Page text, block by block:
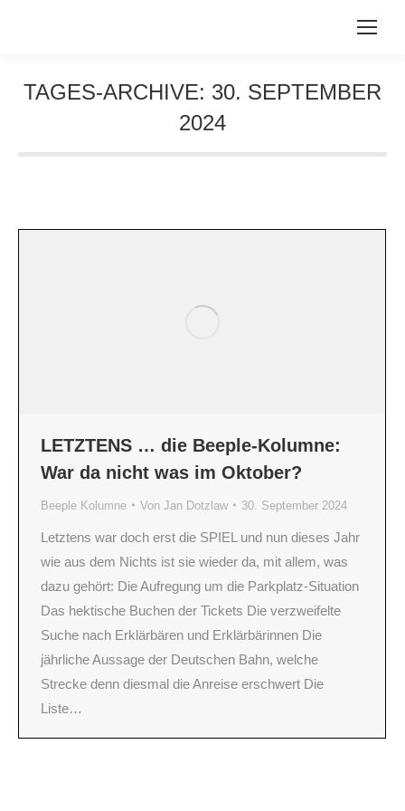
TAGES-ARCHIVE: 30. SEPTEMBER
2024
LETZTENS … die Beeple-Kolumne:
War da nicht was im Oktober?
Beeple Kolumne Von Jan Dotzlaw 30. September 2024
Letztens war doch erst die SPIEL und nun dieses Jahr
wie aus dem Nichts ist sie wieder da, mit allem, was
dazu gehört: Die Aufregung um die Parkplatz-Situation
Das hektische Buchen der Tickets Die verzweifelte
Suche nach Erklärbären und Erklärbärinnen Die
jährliche Aussage der Deutschen Bahn, welche
Strecke denn diesmal die Anreise erschwert Die
Liste…